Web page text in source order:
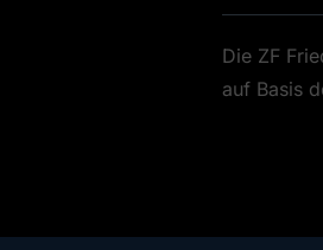
Die ZF
auf Basis